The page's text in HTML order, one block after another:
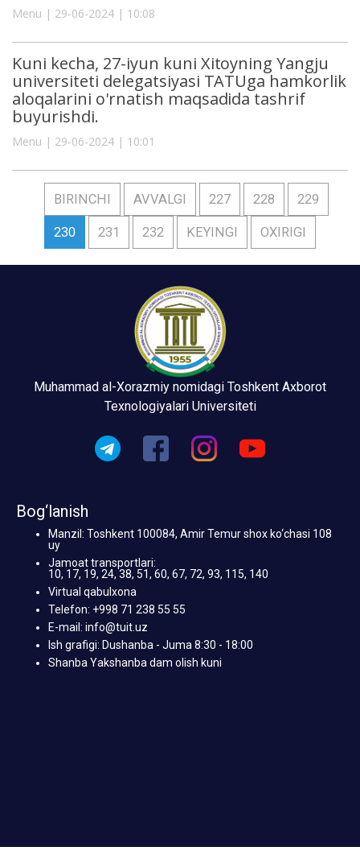
Menu | 29-06-2024 | 10:08
Kuni kecha, 27-iyun kuni Xitoyning Yangju
universiteti delegatsiyasi TATUga hamkorlik
aloqalarini o'rnatish maqsadida tashrif
buyurishdi.
Menu | 29-06-2024 | 10:01
BIRINCHI AVVALGI 227 228 229
230 231 232 KEYINGI OXIRIGI
Muhammad al-Xorazmiy nomidagi Toshkent Axborot
Texnologiyalari Universiteti
Bog‘lanish
Manzil: Toshkent 100084, Amir Temur shox ko‘chasi 108
uy
Jamoat transportlari:
10, 17, 19, 24, 38, 51, 60, 67, 72, 93, 115, 140
Virtual qabulxona
Telefon: +998 71 238 55 55
E-mail: info@tuit.uz
Ish grafigi: Dushanba - Juma 8:30 - 18:00
Shanba Yakshanba dam olish kuni